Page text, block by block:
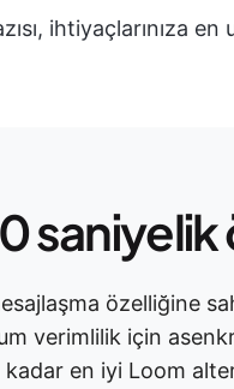
ihtiyaçlarınıza
özelliğine
verimlilik için
en iyi Loom